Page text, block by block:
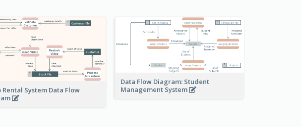
Rental System Data Flow
Data Flow Diagram: Student
Management System